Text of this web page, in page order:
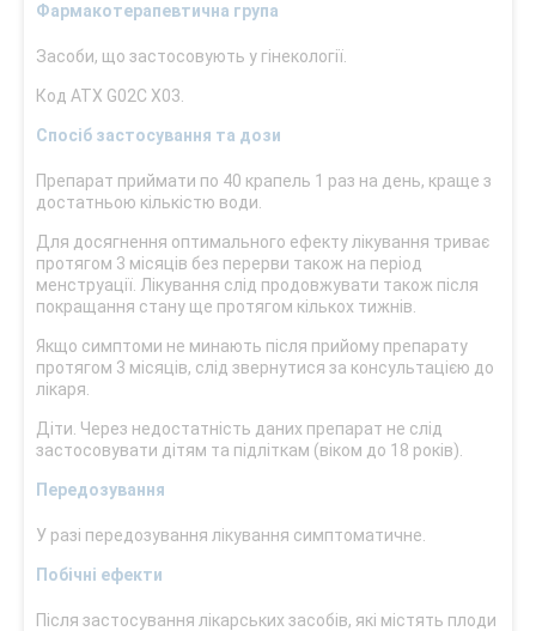
Фармакотерапевтична група
Засоби, що застосовують у гінекології.
Код АТХ G02С X03.
Спосіб застосування та дози
Препарат приймати по 40 крапель 1 раз на день, краще з
достатньою кількістю води.
Для досягнення оптимального ефекту лікування триває
протягом 3 місяців без перерви також на період
менструації. Лікування слід продовжувати також після
покращання стану ще протягом кількох тижнів.
Якщо симптоми не минають після прийому препарату
протягом 3 місяців, слід звернутися за консультацією до
лікаря.
Діти. Через недостатність даних препарат не слід
застосовувати дітям та підліткам (віком до 18 років).
Передозування
У разі передозування лікування симптоматичне.
Побічні ефекти
Після застосування лікарських засобів, які містять плоди